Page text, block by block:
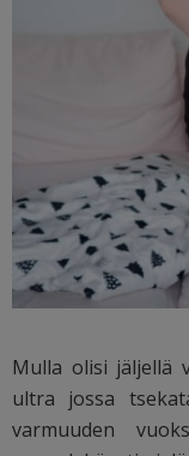
Mulla olisi jäljellä
ultra jossa
varmuuden